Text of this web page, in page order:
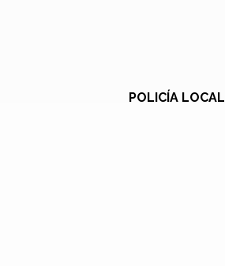
POLICÍA LOCAL